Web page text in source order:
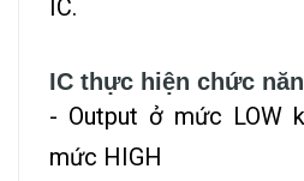
IC.
IC thực hiện chức
- Output ở mức LOW
mức HIGH